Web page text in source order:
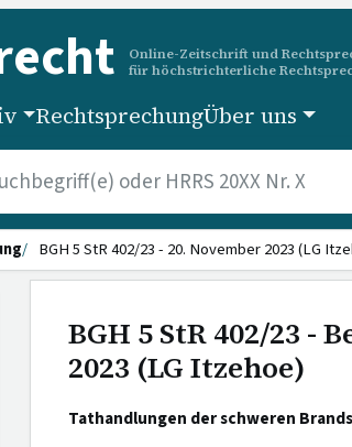
Online-Zeitschrift und
für höchstrichterliche
RechtsprechungÜber uns
BGH 5 StR 402/23 - 20. November 2023 (LG
BGH 5 StR 402/23 -
2023 (LG Itzehoe)
Tathandlungen der schweren